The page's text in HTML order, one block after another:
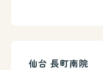
仙台 長町南院